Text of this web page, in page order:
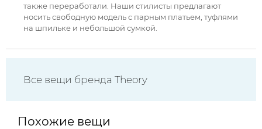
также переработали. Наши стилисты предлагают
носить свободную модель с парным платьем, туфлями
на шпильке и небольшой сумкой.
Все вещи бренда Theory
Похожие вещи